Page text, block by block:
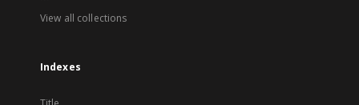
View all collections
Indexes